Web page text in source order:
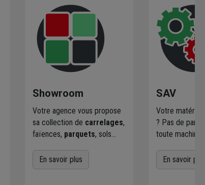
Showroom
Votre agence vous propose
sa collection de carrelages,
faïences, parquets, sols
lignes contemporaines ou
plus classiques. Découvrez
En savoir plus
SAV
Votre matériel
? Pas de
toute machine
la réparation
dans le cadre
En savoir